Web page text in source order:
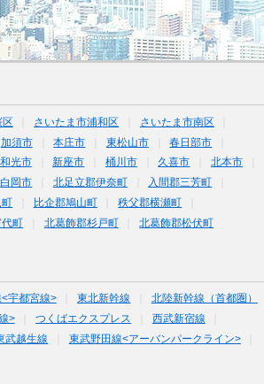
区 さいたま市浦和区
さいたま市南区
加須市 本庄市 東松山市
春日部市
和光市 新座市 桶川市 久喜市
北本市
白岡市 北足立郡伊奈町
入間郡三芳町
町 比企郡鳩山町
秩父郡横瀬町
代町 北葛飾郡杉戸町 北葛飾郡松伏町
宇都宮線> 東北新幹線
北陸新幹線（首都圏）
> つくばエクスプレス
西武新宿線
武越生線
東武野田線<アーバンパークライン>